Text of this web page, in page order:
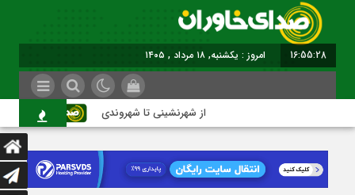
16:55:28 برابر با : Sunday - 9 August - 2026
از شهرنشینی تا شهروندی